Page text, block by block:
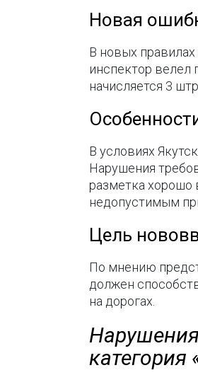
Новая
В новых
инспектор велел
начисляется 3
В условиях
Нарушения
разметка хорошо
недопустимым
Цель
По мнению
должен
на дорогах.
категория